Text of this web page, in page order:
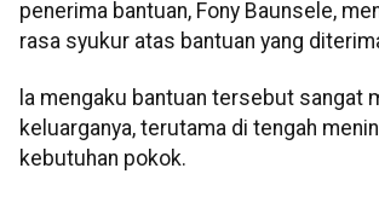
penerima bantuan, Fony Baunsele,
rasa syukur atas bantuan yang
la mengaku bantuan tersebut sangat
keluarganya, terutama di tengah
kebutuhan pokok.